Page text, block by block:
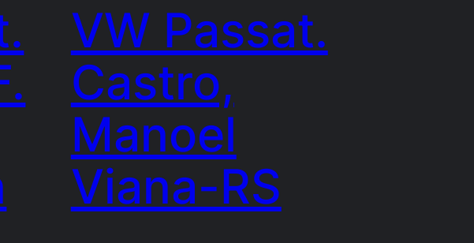
VW Passat.
Castro,
Manoel
Viana-RS